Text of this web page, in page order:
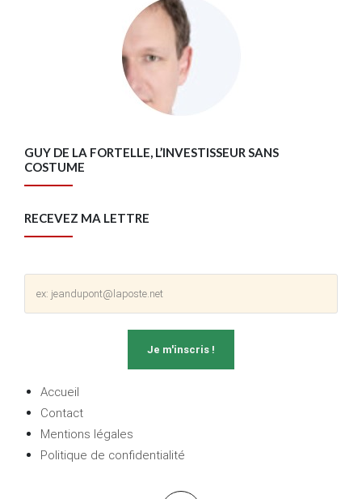
GUY DE LA FORTELLE, L’INVESTISSEUR SANS
COSTUME
RECEVEZ MA LETTRE
Accueil
Contact
Mentions légales
Politique de confidentialité